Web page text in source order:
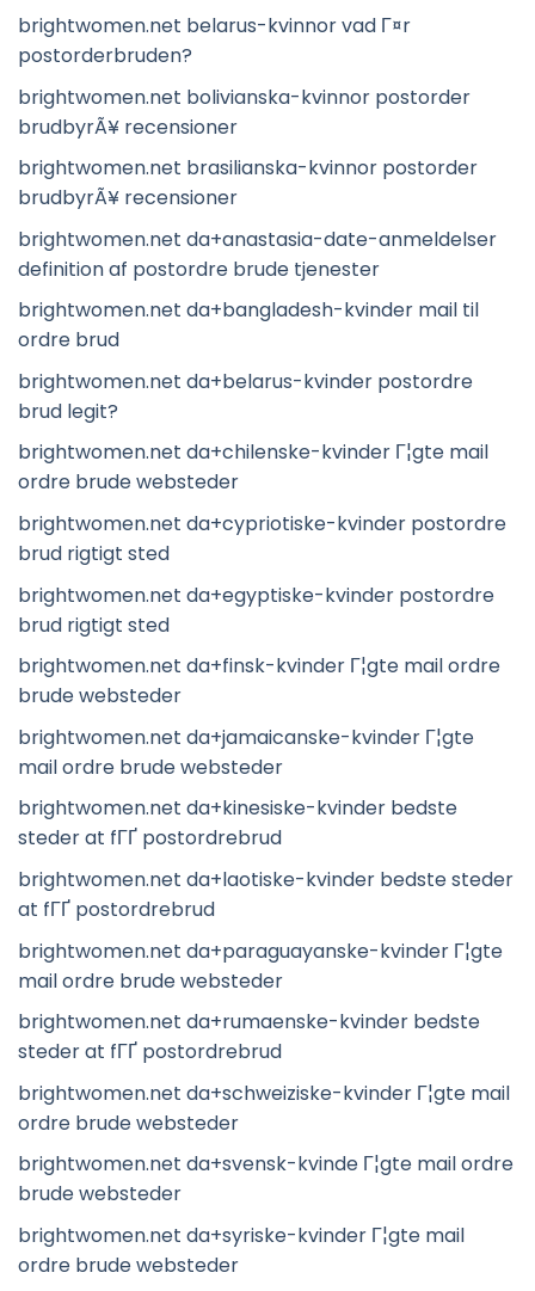
brightwomen.net belarus-kvinnor vad Г¤r
postorderbruden?
brightwomen.net bolivianska-kvinnor postorder
brudbyrÃ¥ recensioner
brightwomen.net brasilianska-kvinnor postorder
brudbyrÃ¥ recensioner
brightwomen.net da+anastasia-date-anmeldelser
definition af postordre brude tjenester
brightwomen.net da+bangladesh-kvinder mail til
ordre brud
brightwomen.net da+belarus-kvinder postordre
brud legit?
brightwomen.net da+chilenske-kvinder Г¦gte mail
ordre brude websteder
brightwomen.net da+cypriotiske-kvinder postordre
brud rigtigt sted
brightwomen.net da+egyptiske-kvinder postordre
brud rigtigt sted
brightwomen.net da+finsk-kvinder Г¦gte mail ordre
brude websteder
brightwomen.net da+jamaicanske-kvinder Г¦gte
mail ordre brude websteder
brightwomen.net da+kinesiske-kvinder bedste
steder at fГҐ postordrebrud
brightwomen.net da+laotiske-kvinder bedste steder
at fГҐ postordrebrud
brightwomen.net da+paraguayanske-kvinder Г¦gte
mail ordre brude websteder
brightwomen.net da+rumaenske-kvinder bedste
steder at fГҐ postordrebrud
brightwomen.net da+schweiziske-kvinder Г¦gte mail
ordre brude websteder
brightwomen.net da+svensk-kvinde Г¦gte mail ordre
brude websteder
brightwomen.net da+syriske-kvinder Г¦gte mail
ordre brude websteder